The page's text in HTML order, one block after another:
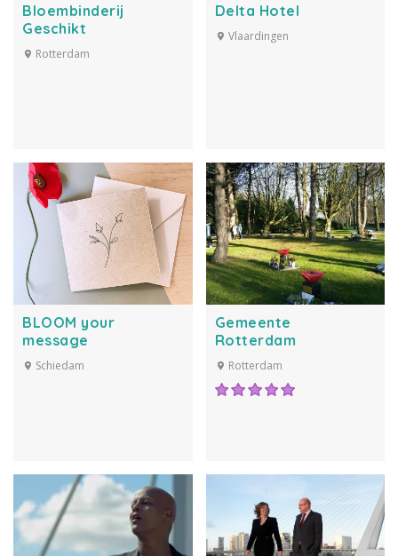
Bloembinderij
Geschikt
Rotterdam
Delta Hotel
Vlaardingen
BLOOM your
message
Schiedam
Gemeente
Rotterdam
Rotterdam